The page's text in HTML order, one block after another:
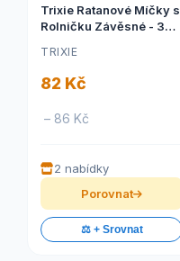
Trixie Ratanové Míčky s
Rolničku Závěsné - 3
TRIXIE
82 Kč
– 86 Kč
2 nabídky
Porovnat
⚖️ + Srovnat